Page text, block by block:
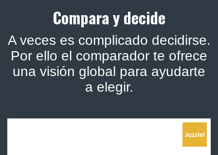
Compara y decide
A veces es complicado decidirse.
Por ello el comparador te ofrece
una visión global para ayudarte
a elegir.